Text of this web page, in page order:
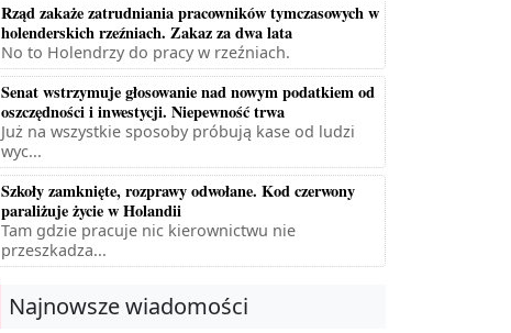
Rząd zakaże zatrudniania pracowników tymczasowych w
holenderskich rzeźniach. Zakaz za dwa lata
No to Holendrzy do pracy w rzeźniach.
Senat wstrzymuje głosowanie nad nowym podatkiem od
oszczędności i inwestycji. Niepewność trwa
Już na wszystkie sposoby próbują kase od ludzi
wyc...
Szkoły zamknięte, rozprawy odwołane. Kod czerwony
paraliżuje życie w Holandii
Tam gdzie pracuje nic kierownictwu nie
przeszkadza...
Najnowsze wiadomości